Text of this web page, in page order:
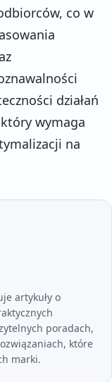
co w
działań
wymaga
na
artykuły o
poradach,
które
marki.